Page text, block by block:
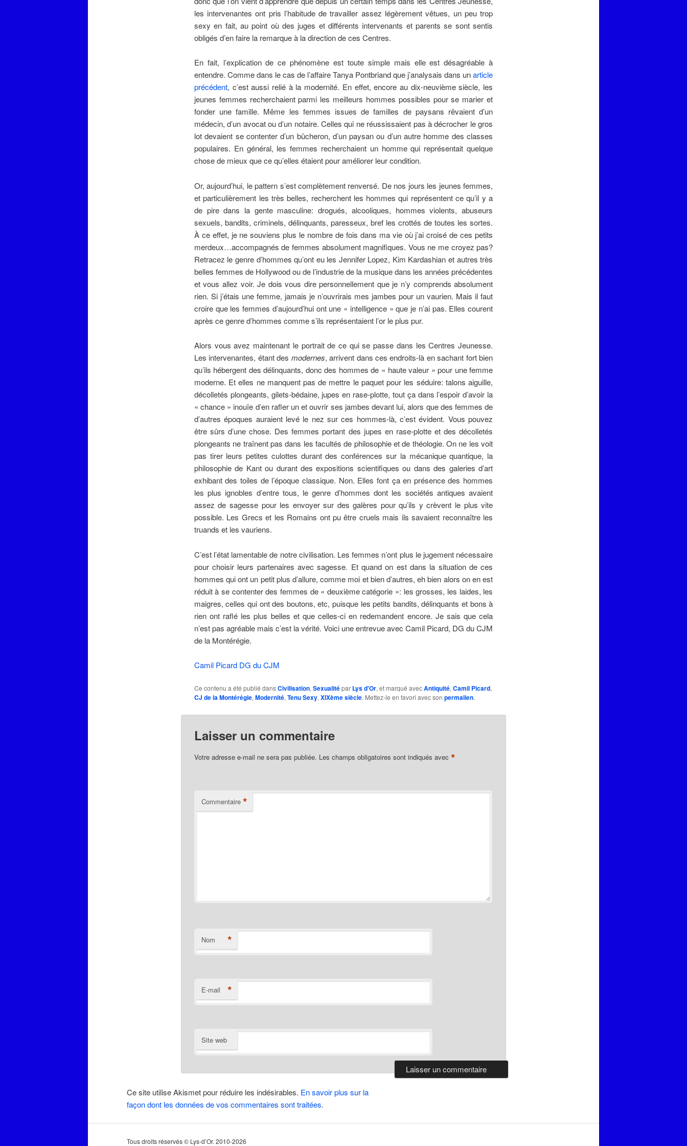
les intervenantes ont pris l’habitude de travailler assez légèrement vêtues, un peu trop
sexy en fait, au point où des juges et différents intervenants et parents se sont sentis
obligés d’en faire la remarque à la direction de ces Centres.
En fait, l’explication de ce phénomène est toute simple mais elle est désagréable à
entendre. Comme dans le cas de l’affaire Tanya Pontbriand que j’analysais dans unarticle
précédent, c’est aussi relié à la modernité. En effet, encore au dix-neuvième siècle, les
jeunes femmes recherchaient parmi les meilleurs hommes possibles pour se marier et
fonder une famille. Même les femmes issues de familles de paysans rêvaient d’un
médecin, d’un avocat ou d’un notaire. Celles qui ne réussissaient pas à décrocher le gros
lot devaient se contenter d’un bûcheron, d’un paysan ou d’un autre homme des classes
populaires. En général, les femmes recherchaient un homme qui représentait quelque
chose de mieux que ce qu’elles étaient pour améliorer leur condition.
Or, aujourd’hui, le pattern s’est complètement renversé. De nos jours les jeunes femmes,
et particulièrement les très belles, recherchent les hommes qui représentent ce qu’il y a
de pire dans la gente masculine: drogués, alcooliques, hommes violents, abuseurs
sexuels, bandits, criminels, délinquants, paresseux, bref les crottés de toutes les sortes.
À ce effet, je ne souviens plus le nombre de fois dans ma vie où j’ai croisé de ces petits
merdeux…accompagnés de femmes absolument magnifiques. Vous ne me croyez pas?
Retracez le genre d’hommes qu’ont eu les Jennifer Lopez, Kim Kardashian et autres très
belles femmes de Hollywood ou de l’industrie de la musique dans les années précédentes
et vous allez voir. Je dois vous dire personnellement que je n’y comprends absolument
rien. Si j’étais une femme, jamais je n’ouvrirais mes jambes pour un vaurien. Mais il faut
croire que les femmes d’aujourd’hui ont une « intelligence » que je n’ai pas. Elles courent
après ce genre d’hommes comme s’ils représentaient l’or le plus pur.
Alors vous avez maintenant le portrait de ce qui se passe dans les Centres Jeunesse.
Les intervenantes, étant des modernes, arrivent dans ces endroits-là en sachant fort bien
qu’ils hébergent des délinquants, donc des hommes de « haute valeur » pour une femme
moderne. Et elles ne manquent pas de mettre le paquet pour les séduire: talons aiguille,
décolletés plongeants, gilets-bédaine, jupes en rase-plotte, tout ça dans l’espoir d’avoir la
« chance » inouïe d’en rafler un et ouvrir ses jambes devant lui, alors que des femmes de
d’autres époques auraient levé le nez sur ces hommes-là, c’est évident. Vous pouvez
être sûrs d’une chose. Des femmes portant des jupes en rase-plotte et des décolletés
plongeants ne traînent pas dans les facultés de philosophie et de théologie. On ne les voit
pas tirer leurs petites culottes durant des conférences sur la mécanique quantique, la
philosophie de Kant ou durant des expositions scientifiques ou dans des galeries d’art
exhibant des toiles de l’époque classique. Non. Elles font ça en présence des hommes
les plus ignobles d’entre tous, le genre d’hommes dont les sociétés antiques avaient
assez de sagesse pour les envoyer sur des galères pour qu’ils y crèvent le plus vite
possible. Les Grecs et les Romains ont pu être cruels mais ils savaient reconnaître les
truands et les vauriens.
C’est l’état lamentable de notre civilisation. Les femmes n’ont plus le jugement nécessaire
pour choisir leurs partenaires avec sagesse. Et quand on est dans la situation de ces
hommes qui ont un petit plus d’allure, comme moi et bien d’autres, eh bien alors on en est
réduit à se contenter des femmes de « deuxième catégorie »: les grosses, les laides, les
maigres, celles qui ont des boutons, etc, puisque les petits bandits, délinquants et bons à
rien ont raflé les plus belles et que celles-ci en redemandent encore. Je sais que cela
n’est pas agréable mais c’est la vérité. Voici une entrevue avec Camil Picard, DG du CJM
de la Montérégie.
Camil Picard DG du CJM
Ce contenu a été publié dansCivilisation, Sexualitépar Lys d'Or, et marqué avecAntiquité, Camil Picard,
CJ de la Montérégie, Modernité, Tenu Sexy, XIXème siècle. Mettez-le en favori avec son permalien.
Laisser un commentaire
Votre adresse e-mail ne sera pas publiée. Les champs obligatoires sont indiqués avec *
Commentaire *
Nom *
E-mail *
Site web
Ce site utilise Akismet pour réduire les indésirables. En savoir plus sur la
façon dont les données de vos commentaires sont traitées.
Tous droits réservés © Lys-d’Or. 2010-2026